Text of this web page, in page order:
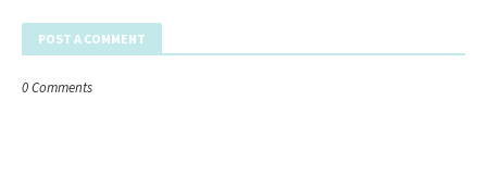
POST A COMMENT
0 Comments